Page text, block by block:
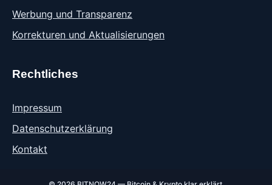
Werbung und Transparenz
Korrekturen und Aktualisierungen
Rechtliches
Impressum
Datenschutzerklärung
Kontakt